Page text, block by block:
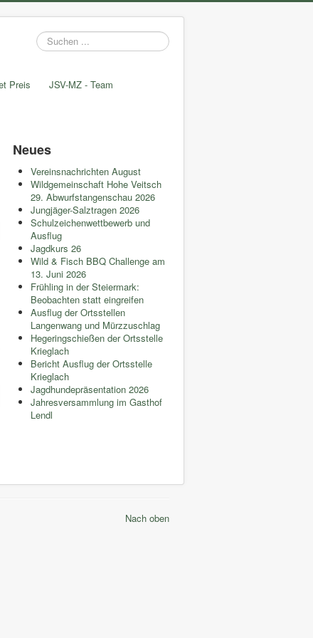
Suchen
...
Preis
JSV-MZ - Team
Neues
Vereinsnachrichten August
Wildgemeinschaft Hohe Veitsch
29. Abwurfstangenschau 2026
Jungjäger-Salztragen 2026
Schulzeichenwettbewerb und
Ausflug
Jagdkurs 26
Wild & Fisch BBQ Challenge am
13. Juni 2026
Frühling in der Steiermark:
Beobachten statt eingreifen
Ausflug der Ortsstellen
Langenwang und Mürzzuschlag
Hegeringschießen der Ortsstelle
Krieglach
Bericht Ausflug der Ortsstelle
Krieglach
Jagdhundepräsentation 2026
Jahresversammlung im Gasthof
Lendl
Nach oben